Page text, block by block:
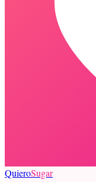
QuieroSugar